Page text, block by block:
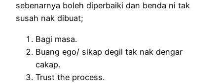
sebenarnya boleh diperbaiki dan benda ni tak
susah nak dibuat;
Bagi masa.
Buang ego/ sikap degil tak nak dengar
cakap.
Trust the process.